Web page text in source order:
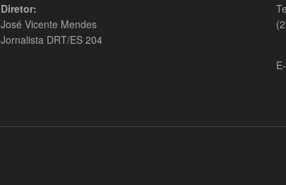
Diretor:
José Vicente Mendes
Jornalista DRT/ES 204